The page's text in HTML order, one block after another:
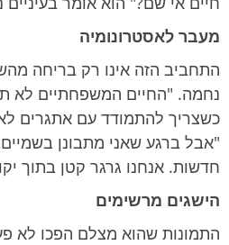
מעבר לאסטרונומיה
התחביב הזה אינו רק בריחה
נחמה. "החיים המשפחתיים לא
כשצריך להתמודד עם אתגרים
"אבל ברגע שאני מתבונן
חדשות. אנחנו גרגר קטן בתוך
הישגים מרשימים
התמונות שהוא מצלם הפכו לא